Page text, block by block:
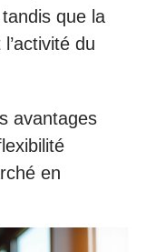
que la
du
avantages
en